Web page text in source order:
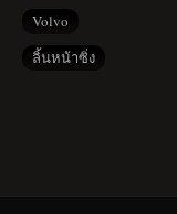
Volvo
ลิ้นหน้าซิ่ง